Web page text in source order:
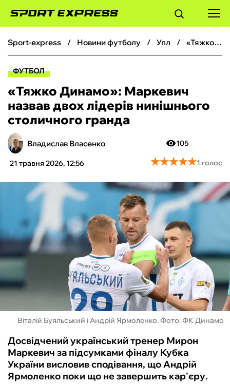
ФУТБОЛ
БОКС
ХОКЕЙ
ТЕНІС
КІБЕРСПОРТ
ЧС-2026
ФУТЗАЛ
ІНШІ
sport-express новини футболу упл «Тяжко Динамо‎»: Маркевич назвав двох лідерів нинішнього столичного гранда
ФУТБОЛ
«Тяжко Динамо‎»: Маркевич
назвав двох лідерів нинішнього
столичного гранда
Владислав Власенко
21 травня 2026, 12:56
105
★★★★★
★★★★★1 голос
Віталій Буяльський і Андрій Ярмоленко. Фото: ФК Динамо
Досвідчений український тренер Мирон
Маркевич за підсумками фіналу Кубка
України висловив сподівання, що Андрій
Ярмоленко поки що не завершить кар'єру.